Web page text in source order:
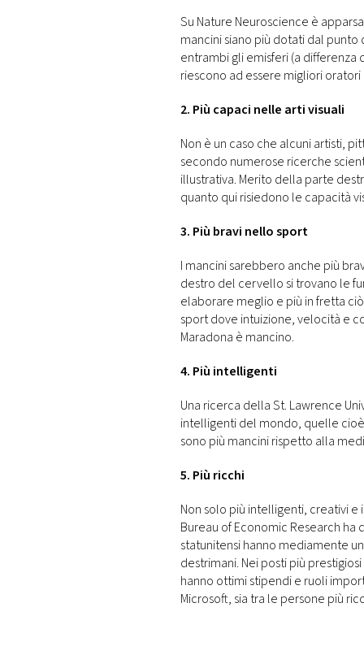
Su Nature Neuroscience è
mancini siano più dotati dal
entrambi gli emisferi (a
riescono ad essere migliori
2. Più capaci nelle arti visuali
Non è un caso che alcuni artisti,
secondo numerose ricerche
illustrativa. Merito della parte
quanto qui risiedono le capacità
3. Più bravi nello sport
I mancini sarebbero anche più
destro del cervello si trovano le
elaborare meglio e più in fretta
sport dove intuizione, velocità e
Maradona è mancino.
4. Più intelligenti
Una ricerca della St. Lawrence
intelligenti del mondo, quelle
sono più mancini rispetto alla
5. Più ricchi
Non solo più intelligenti, creativi e
Bureau of Economic Research
statunitensi hanno mediamente
destrimani. Nei posti più
hanno ottimi stipendi e ruoli
Microsoft, sia tra le persone più